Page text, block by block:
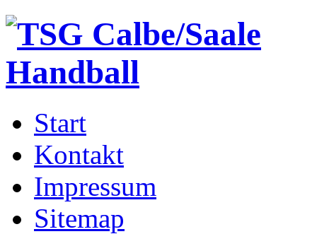
Start
Kontakt
Impressum
Sitemap